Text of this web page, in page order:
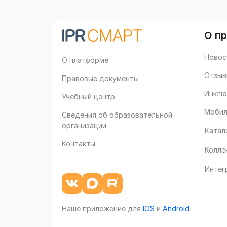
О платформе
Правовые документы
Учебный центр
Сведения об образовательной
организации
Контакты
Наше приложение для IOS и Android
О